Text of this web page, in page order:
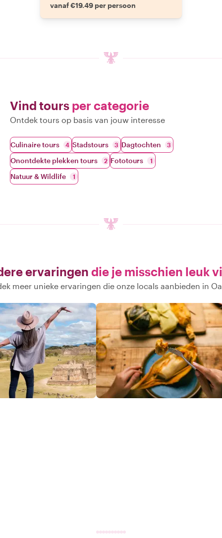
vanaf €19.49 per persoon
Vind tours per categorie
Ontdek tours op basis van jouw interesse
Culinaire tours 4 Stadstours 3 Dagtochten 3
Onontdekte plekken tours 2 Fototours 1
Natuur & Wildlife 1
ervaringen die je misschien leuk
meer unieke ervaringen die onze locals aanbieden in